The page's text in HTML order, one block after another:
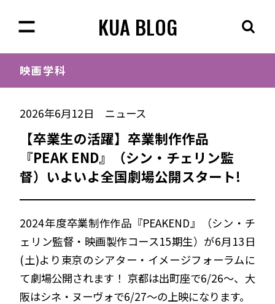
KUA BLOG
映画学科
2026年6月12日 ニュース
【卒業生の活躍】卒業制作作品
『PEAK END』（シン・チェリン監
督）いよいよ全国劇場公開スタート!
2024年度卒業制作作品『PEAKEND』（シン・チ
ェリン監督・映画製作コース15期生）が6月13日
(土)より東京のシアター・イメージフォーラムに
て劇場公開されます！ 京都は出町座で6/26〜、大
阪はシネ・ヌーヴォで6/27〜の上映になります。